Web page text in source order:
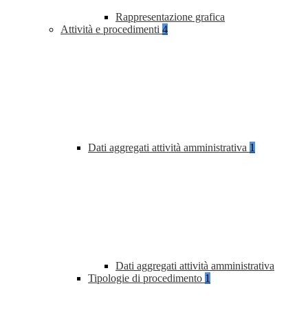
Rappresentazione grafica
Attività e procedimenti 4
Dati aggregati attività amministrativa 1
Dati aggregati attività amministrativa
Tipologie di procedimento 1